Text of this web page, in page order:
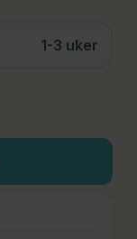
1-3 uker